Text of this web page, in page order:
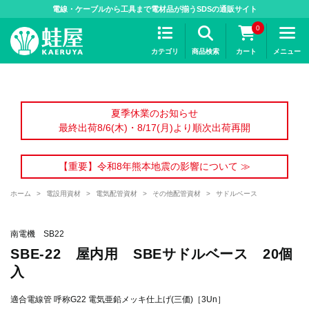
電線・ケーブルから工具まで電材品が揃うSDSの通販サイト
カテゴリ 商品検索
0
カート メニュー
夏季休業のお知らせ
最終出荷8/6(木)・8/17(月)より順次出荷再開
【重要】令和8年熊本地震の影響について ≫
ホーム > 電設用資材 > 電気配管資材 > その他配管資材 > サドルベース
南電機 SB22
SBE-22 屋内用 SBEサドルベース 20個
入
適合電線管 呼称G22 電気亜鉛メッキ仕上げ(三価)［3Un］